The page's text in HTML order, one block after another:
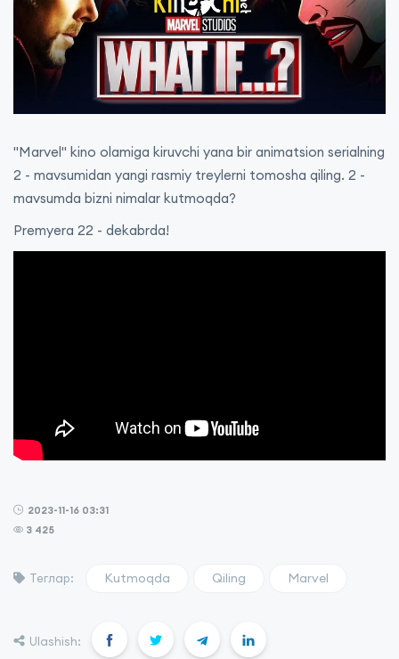
"Marvel" kino olamiga kiruvchi yana bir animatsion serialning
2 - mavsumidan yangi rasmiy treylerni tomosha qiling. 2 -
mavsumda bizni nimalar kutmoqda?
Premyera 22 - dekabrda!
2023-11-16 03:31
3 425
Теглар: Kutmoqda Qiling Marvel
Ulashish: